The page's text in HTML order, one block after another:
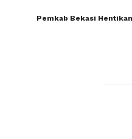
Pemkab Bekasi